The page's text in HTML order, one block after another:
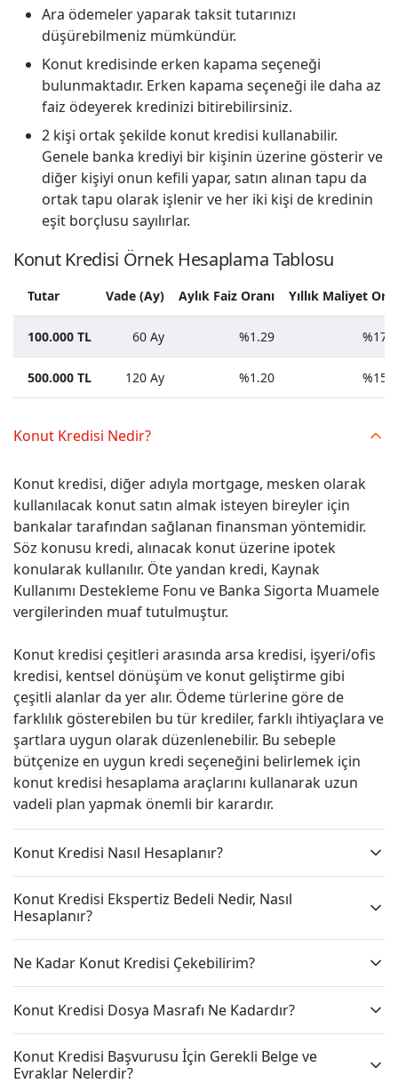
Ara ödemeler yaparak taksit tutarınızı
düşürebilmeniz mümkündür.
Konut kredisinde erken kapama seçeneği
bulunmaktadır. Erken kapama seçeneği ile daha az
faiz ödeyerek kredinizi bitirebilirsiniz.
2 kişi ortak şekilde konut kredisi kullanabilir.
Genele banka krediyi bir kişinin üzerine gösterir ve
diğer kişiyi onun kefili yapar, satın alınan tapu da
ortak tapu olarak işlenir ve her iki kişi de kredinin
eşit borçlusu sayılırlar.
Konut Kredisi Örnek Hesaplama Tablosu
Tutar Vade (Ay) Aylık Faiz Oranı Yıllık Maliyet
100.000 TL 60 Ay %1.29
500.000 TL 120 Ay %1.20
Konut Kredisi Nedir?
Konut kredisi, diğer adıyla mortgage, mesken olarak
kullanılacak konut satın almak isteyen bireyler için
bankalar tarafından sağlanan finansman yöntemidir.
Söz konusu kredi, alınacak konut üzerine ipotek
konularak kullanılır. Öte yandan kredi, Kaynak
Kullanımı Destekleme Fonu ve Banka Sigorta Muamele
vergilerinden muaf tutulmuştur.
Konut kredisi çeşitleri arasında arsa kredisi, işyeri/ofis
kredisi, kentsel dönüşüm ve konut geliştirme gibi
çeşitli alanlar da yer alır. Ödeme türlerine göre de
farklılık gösterebilen bu tür krediler, farklı ihtiyaçlara ve
şartlara uygun olarak düzenlenebilir. Bu sebeple
bütçenize en uygun kredi seçeneğini belirlemek için
konut kredisi hesaplama araçlarını kullanarak uzun
vadeli plan yapmak önemli bir karardır.
Konut Kredisi Nasıl Hesaplanır?
Konut Kredisi Ekspertiz Bedeli Nedir, Nasıl
Hesaplanır?
Ne Kadar Konut Kredisi Çekebilirim?
Konut Kredisi Dosya Masrafı Ne Kadardır?
Konut Kredisi Başvurusu İçin Gerekli Belge ve
Evraklar Nelerdir?